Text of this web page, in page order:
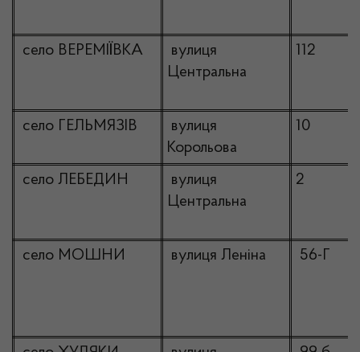
село ВЕРЕМІЇВКА
вулиця
Центральна
112
село ГЕЛЬМЯЗІВ
вулиця
Корольова
10
село ЛЕБЕДИН
вулиця
Центральна
2
село МОШНИ вулиця Леніна 56-Г